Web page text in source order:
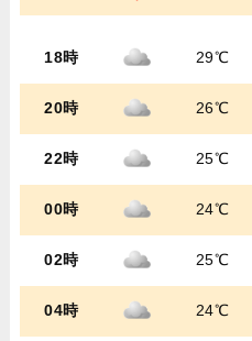
18時 29℃
20時 26℃
22時 25℃
00時 24℃
02時 25℃
04時 24℃